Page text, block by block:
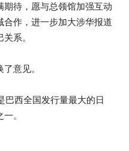
待，愿与总领馆加强互动
作，进一步加大涉华报道
系。
意见。
巴西全国发行量最大的日
。